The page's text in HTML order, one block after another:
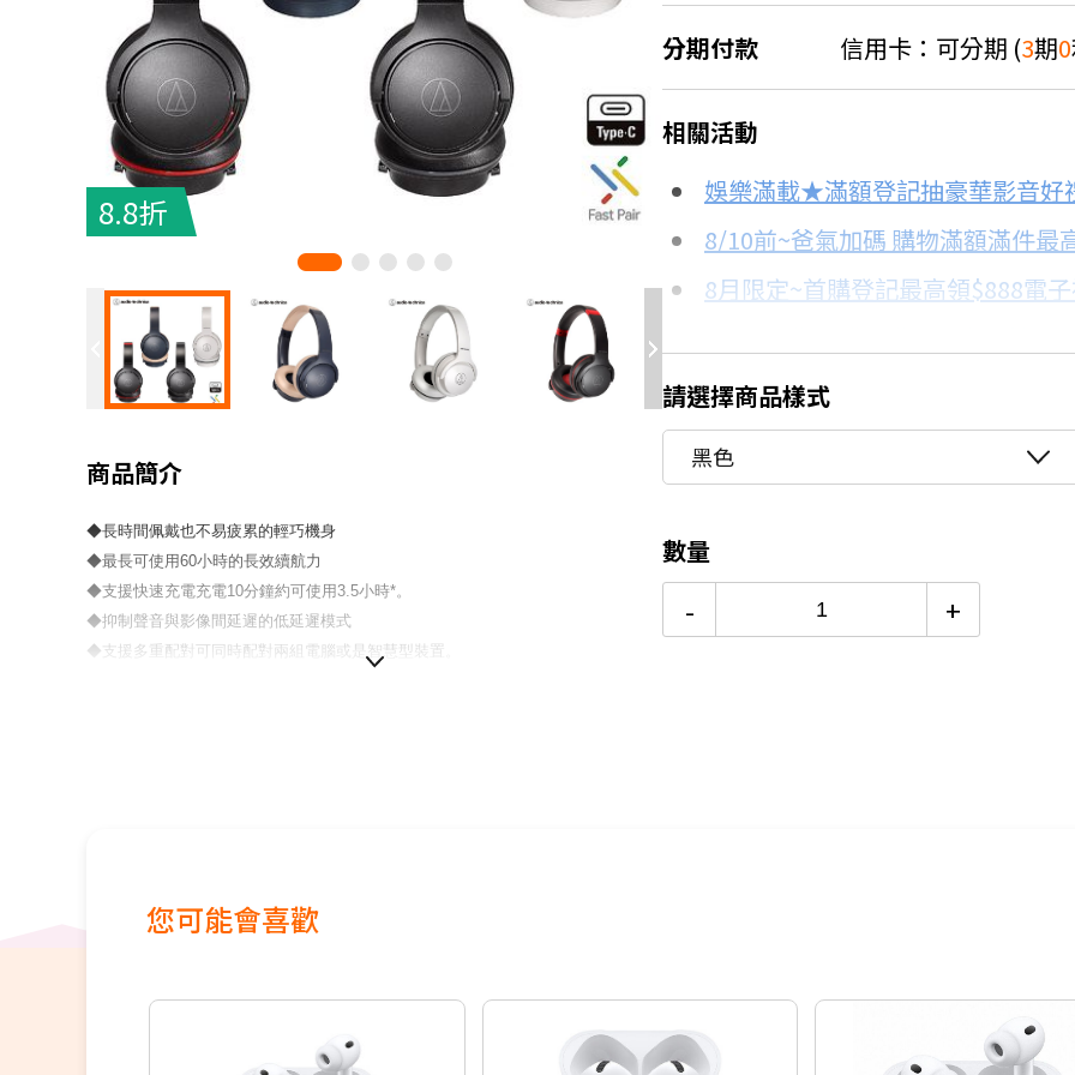
8.8折 8.8折
商品簡介
◆長時間佩戴也不易疲累的輕巧機身
◆最長可使用60小時的長效續航力
◆支援快速充電充電10分鐘約可使用3.5小時*。
◆抑制聲音與影像間延遲的低延遲模式
◆支援多重配對可同時配對兩組電腦或是智慧型裝置。
分期付款 信用卡：可分期 (3期0
＊實際可分期數、適用利率，請以購
信用卡分期
分期數
3期 0利率
12期
每期金額
$583
$156
相關活動
娛樂滿載★滿額登記抽豪華影音好
8/10前~爸氣加碼 購物滿額滿件最
8月限定~首購登記最高領$888電
台灣大哥大Open Possible聯名卡
★舊機回收★限量加碼10%回饋
更多信用卡分期0利率滿額享回饋
4大耳罩式耳機評比→點我看達人
請選擇商品樣式
黑色
數量
- +
您可能會喜歡